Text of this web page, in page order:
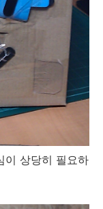
이 상당히 필요하